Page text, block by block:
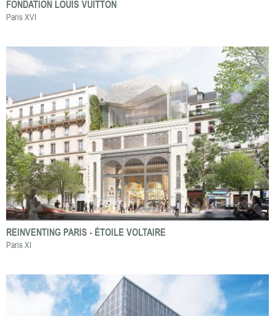
FONDATION LOUIS VUITTON
Paris XVI
REINVENTING PARIS - ÉTOILE VOLTAIRE
Paris XI